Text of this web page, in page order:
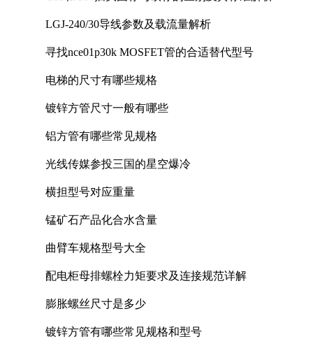
LGJ-240/30导线参数及载流量解析
寻找nce01p30k MOSFET管的合适替代型号
电梯的尺寸有哪些规格
镀锌方管尺寸一般有哪些
铝方管有哪些常见规格
光线传媒参投三国的星空爆冷
横担型号对应重量
锰矿石产品化合水含量
曲臂车规格型号大全
配电柜母排螺栓力矩要求及连接规范详解
膨胀螺丝尺寸是多少
镀锌方管有哪些常见规格和型号